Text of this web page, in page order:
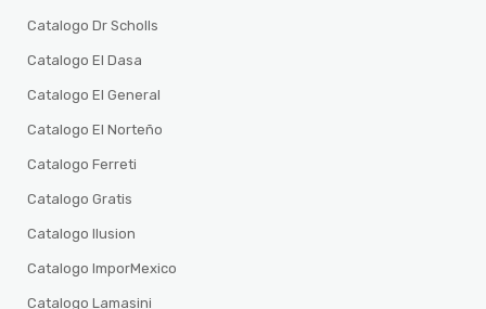
Catalogo Dr Scholls
Catalogo El Dasa
Catalogo El General
Catalogo El Norteño
Catalogo Ferreti
Catalogo Gratis
Catalogo Ilusion
Catalogo ImporMexico
Catalogo Lamasini